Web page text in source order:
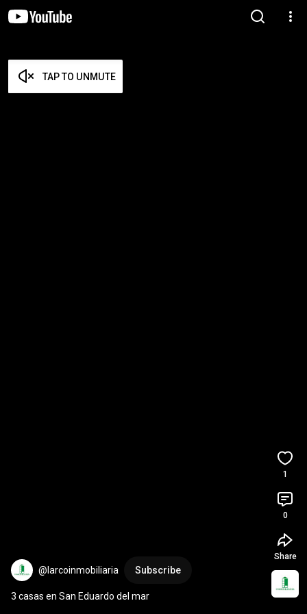
TAP TO UNMUTE
@larcoinmobiliaria Subscribe
3 casas en San Eduardo del mar
1
0
Share